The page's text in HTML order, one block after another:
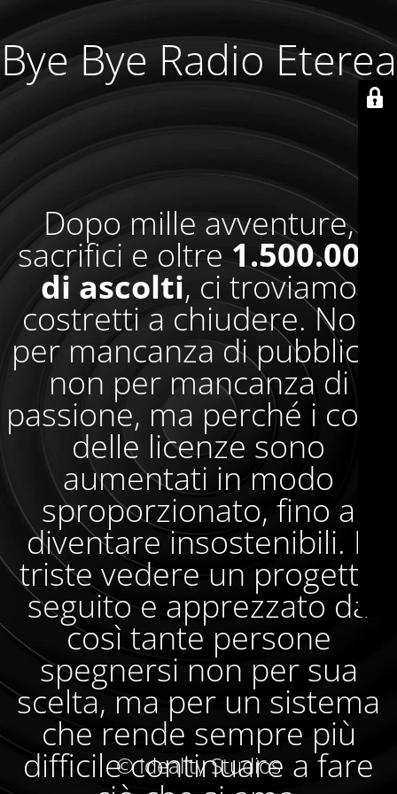
Bye Bye Radio Eterea
Dopo mille avventure,
sacrifici e oltre1.500.000
di ascolti, ci troviamo
costretti a chiudere. Non
per mancanza di pubblico,
non per mancanza di
passione, ma perché i costi
delle licenze sono
aumentati in modo
sproporzionato, fino a
diventare insostenibili. È
triste vedere un progetto
seguito e apprezzato da
così tante persone
spegnersi non per sua
scelta, ma per un sistema
che rende sempre più
difficile continuare a fare
© Ideality Studios